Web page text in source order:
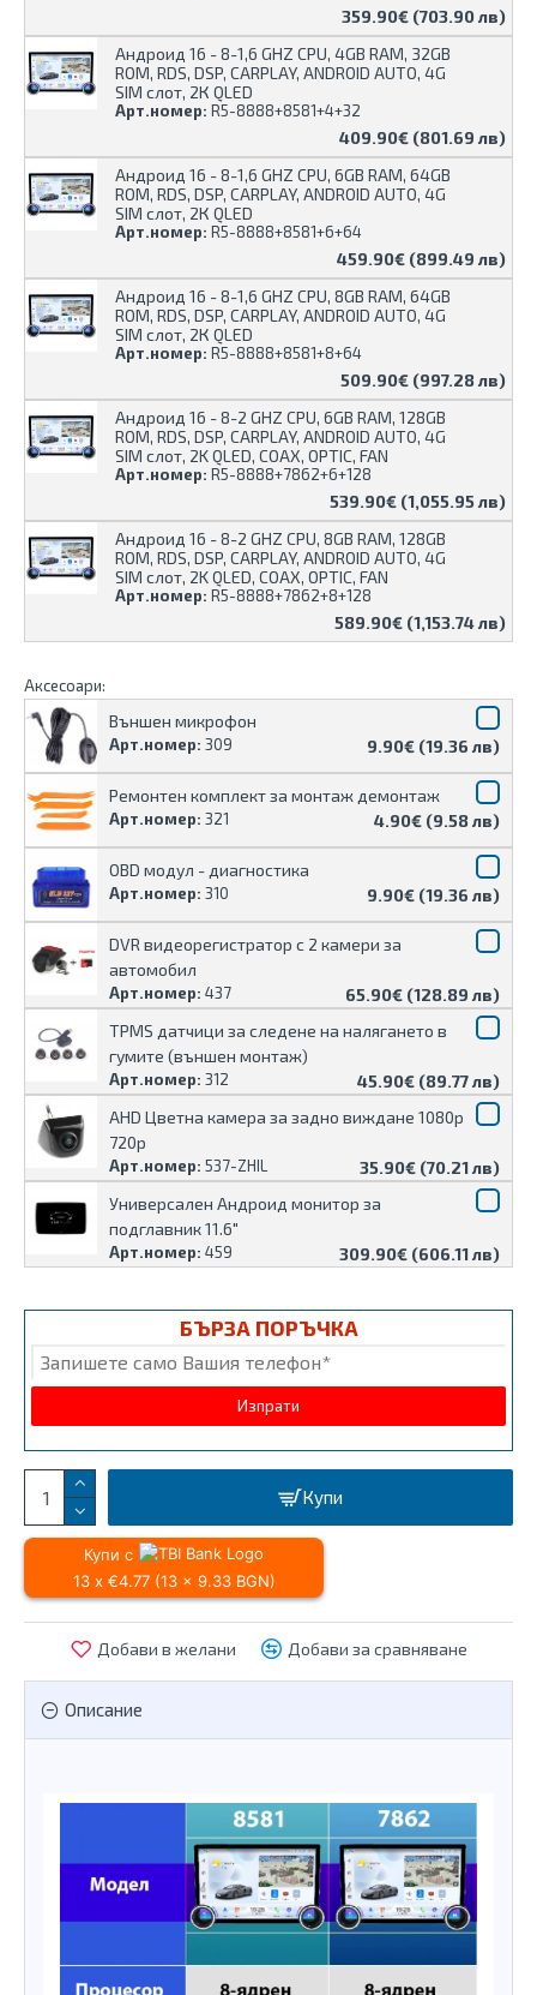
359.90€ (703.90 лв)
409.90€ (801.69 лв)
Андроид 16 - 8-1,6 GHZ CPU, 4GB RAM, 32GB
ROM, RDS, DSP, CARPLAY, ANDROID AUTO, 4G
SIM слот, 2К QLED
Арт.номер: R5-8888+8581+4+32
459.90€ (899.49 лв)
Андроид 16 - 8-1,6 GHZ CPU, 6GB RAM, 64GB
ROM, RDS, DSP, CARPLAY, ANDROID AUTO, 4G
SIM слот, 2К QLED
Арт.номер: R5-8888+8581+6+64
509.90€ (997.28 лв)
Андроид 16 - 8-1,6 GHZ CPU, 8GB RAM, 64GB
ROM, RDS, DSP, CARPLAY, ANDROID AUTO, 4G
SIM слот, 2К QLED
Арт.номер: R5-8888+8581+8+64
539.90€ (1,055.95 лв)
Андроид 16 - 8-2 GHZ CPU, 6GB RAM, 128GB
ROM, RDS, DSP, CARPLAY, ANDROID AUTO, 4G
SIM слот, 2K QLED, COAX, OPTIC, FAN
Арт.номер: R5-8888+7862+6+128
589.90€ (1,153.74 лв)
Андроид 16 - 8-2 GHZ CPU, 8GB RAM, 128GB
ROM, RDS, DSP, CARPLAY, ANDROID AUTO, 4G
SIM слот, 2K QLED, COAX, OPTIC, FAN
Арт.номер: R5-8888+7862+8+128
Аксесоари:
Външен микрофон
Арт.номер: 309 9.90€ (19.36 лв)
Ремонтен комплект за монтаж демонтаж
Арт.номер: 321 4.90€ (9.58 лв)
OBD модул - диагностика
Арт.номер: 310 9.90€ (19.36 лв)
DVR видеорегистратор с 2 камери за
автомобил
Арт.номер: 437
65.90€ (128.89 лв)
TPMS датчици за следене на налягането в
гумите (външен монтаж)
Арт.номер: 312
45.90€ (89.77 лв)
AHD Цветна камера за задно виждане 1080p
720p
Арт.номер: 537-ZHIL
35.90€ (70.21 лв)
Универсален Андроид монитор за
подглавник 11.6"
Арт.номер: 459 309.90€ (606.11 лв)
БЪРЗА ПОРЪЧКА
Купи
Купи с
13 x €4.77 (13 x 9.33 BGN)
Добави в желани Добави за сравняване
Описание